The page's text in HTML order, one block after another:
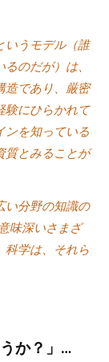
いうモデル（誰
のだが）は、
造であり、厳密
験にひらかれて
ンを知っている
質とみることが
い分野の知識の
味深いさまざ
科学は、それら
か？」…